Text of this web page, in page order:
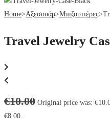
Home>Αξεσουάρ>Μπιζουτιέρες>
Travel Jewelry
€10.00 Original price was:
€8.00.